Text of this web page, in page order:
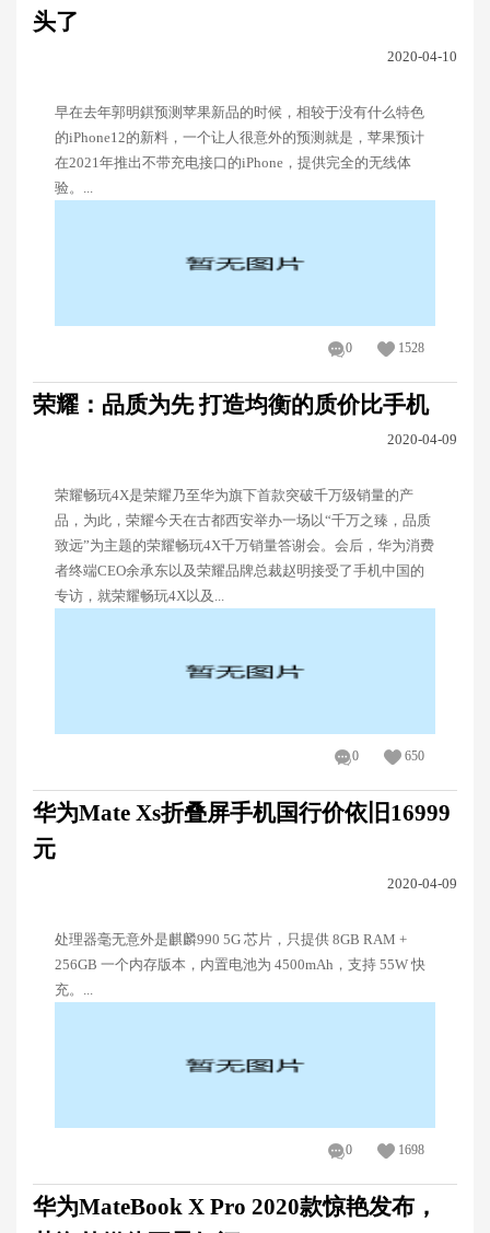
头了
2020-04-10
早在去年郭明錤预测苹果新品的时候，相较于没有什么特色
的iPhone12的新料，一个让人很意外的预测就是，苹果预计
在2021年推出不带充电接口的iPhone，提供完全的无线体
验。...
0 1528
荣耀：品质为先 打造均衡的质价比手机
2020-04-09
荣耀畅玩4X是荣耀乃至华为旗下首款突破千万级销量的产
品，为此，荣耀今天在古都西安举办一场以“千万之臻，品质
致远”为主题的荣耀畅玩4X千万销量答谢会。会后，华为消费
者终端CEO余承东以及荣耀品牌总裁赵明接受了手机中国的
专访，就荣耀畅玩4X以及...
0 650
华为Mate Xs折叠屏手机国行价依旧16999
元
2020-04-09
处理器毫无意外是麒麟990 5G 芯片，只提供 8GB RAM +
256GB 一个内存版本，内置电池为 4500mAh，支持 55W 快
充。...
0 1698
华为MateBook X Pro 2020款惊艳发布，